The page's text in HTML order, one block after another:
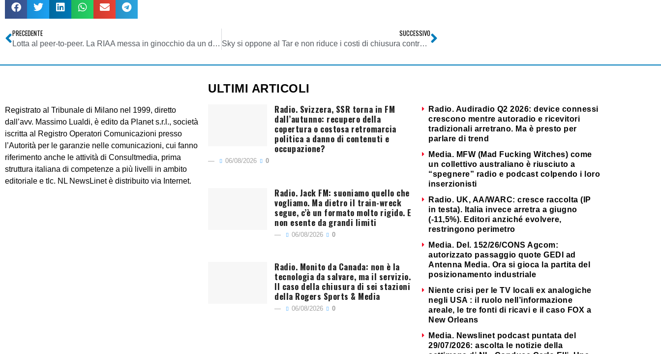
PRECEDENTE
Lotta al peer-to-peer. La RIAA messa in ginocchio da un documento dell’Electronic Frontier Foundation
SUCCESSIVO
Sky si oppone al Tar e non riduce i costi di chiusura contratto
Registrato al Tribunale di Milano nel 1999, diretto
dall’avv. Massimo Lualdi, è edito da Planet s.r.l., società
iscritta al Registro Operatori Comunicazioni presso
l’Autorità per le garanzie nelle comunicazioni, cui fanno
riferimento anche le attività di Consultmedia, prima
struttura italiana di competenze a più livelli in ambito
editoriale e tlc. NL NewsLinet è distribuito via Internet.
ULTIMI ARTICOLI
Radio. Svizzera, SSR torna in FM
dall’autunno: recupero della
copertura o costosa retromarcia
politica a danno di contenuti e
occupazione?
06/08/2026 0
Radio. Jack FM: suoniamo quello che
vogliamo. Ma dietro il train-wreck
segue, c’è un formato molto rigido. E
non esente da grandi limiti
06/08/2026 0
Radio. Monito da Canada: non è la
tecnologia da salvare, ma il servizio.
Il caso della chiusura di sei stazioni
della Rogers Sports & Media
06/08/2026 0
Radio. Audiradio Q2 2026: device connessi
crescono mentre autoradio e ricevitori
tradizionali arretrano. Ma è presto per
parlare di trend
Media. MFW (Mad Fucking Witches) come
un collettivo australiano è riusciuto a
“spegnere” radio e podcast colpendo i loro
inserzionisti
Radio. UK, AA/WARC: cresce raccolta (IP
in testa). Italia invece arretra a giugno
(-11,5%). Editori anziché evolvere,
restringono perimetro
Media. Del. 152/26/CONS Agcom:
autorizzato passaggio quote GEDI ad
Antenna Media. Ora si gioca la partita del
posizionamento industriale
Niente crisi per le TV locali ex analogiche
negli USA : il ruolo nell’informazione
areale, le tre fonti di ricavi e il caso FOX a
New Orleans
Media. Newslinet podcast puntata del
29/07/2026: ascolta le notizie della